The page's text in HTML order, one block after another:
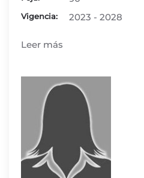
Vigencia: 2023 - 2028
Leer más